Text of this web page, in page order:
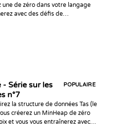
une de zéro dans votre langage
avec des défis de
Série sur les
n°7
POPULAIRE
la structure de données Tas (le
créerez un MinHeap de zéro
et vous vous entraînerez avec